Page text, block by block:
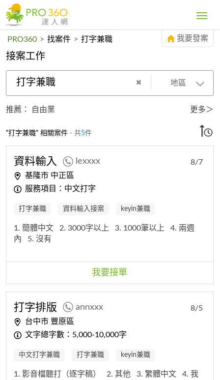
Toggle
PRO360 > 找案件 > 打字兼職 我要發案
接案工作
打字兼職 地區
推薦： 自由業 更多＞
"打字兼職" 相關案件 - 共5件
資料輸入 lexxxx
基隆市 中正區
服務項目：中文打字
8/7
打字兼職 資料輸入接案 keyin兼職
1. 簡體中文 2. 3000字以上 3. 1000筆以上
4. 兩週
內
5. 沒有
我要接單
打字排版 annxxx
台中市 豐原區
文字總字數：5,000-10,000字
8/5
中文打字兼職 打字兼職 keyin兼職
1. 影音檔聽打（逐字稿） 2. 其他 3. 繁體中文
4. 我